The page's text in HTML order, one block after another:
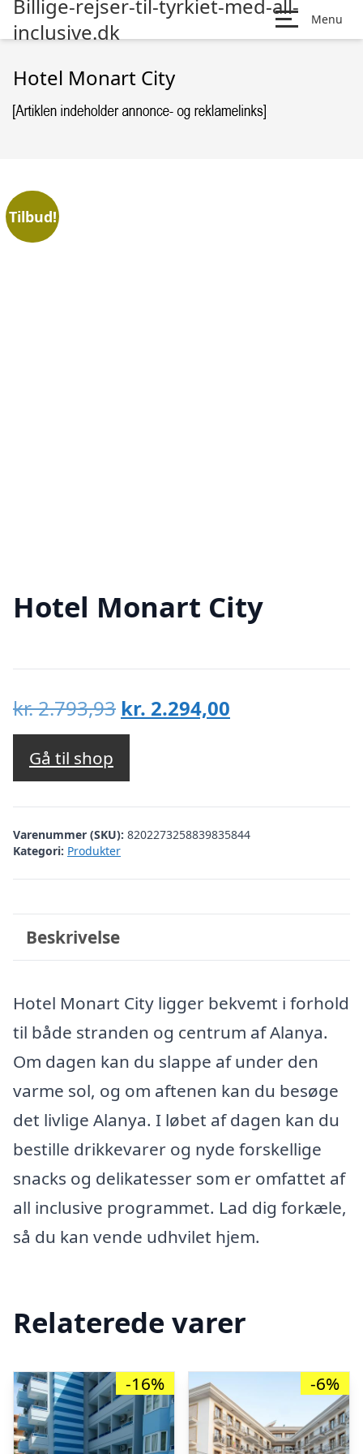
Billige-rejser-til-tyrkiet-med-all-
inclusive.dk
Menu
Hotel Monart City
Tilbud!
Hotel Monart City
kr.2.793,93 Den
oprindelige
var:
kr. 2.793,93.
kr. 2.294,00
kr. 2.294,00.
Gå til shop
Varenummer (SKU): 8202273258839835844
Kategori: Produkter
Beskrivelse
Hotel Monart City ligger bekvemt i forhold
til både stranden og centrum af Alanya.
Om dagen kan du slappe af under den
varme sol, og om aftenen kan du besøge
det livlige Alanya. I løbet af dagen kan du
bestille drikkevarer og nyde forskellige
snacks og delikatesser som er omfattet af
all inclusive programmet. Lad dig forkæle,
så du kan vende udhvilet hjem.
Relaterede varer
-16% -6%